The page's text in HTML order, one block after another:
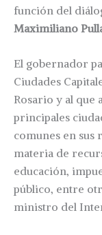
función del
Maximiliano
El gobernador
Ciudades
Rosario y al que
principales
comunes en sus
materia de
educación,
público, entre
ministro del